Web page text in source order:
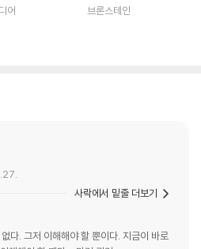
어 브론스테인
다. 그저 이해해야 할 뿐이다. 지금이 바로
사락에서 밑줄 더보기